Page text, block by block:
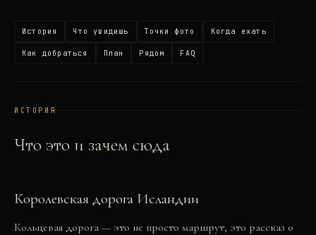
История Что увидишь Точки фото Когда ехать
Как добраться План Рядом FAQ
ИСТОРИЯ
Что это и зачем сюда
Королевская дорога Исландии
Кольцевая дорога — это не просто маршрут, это рассказ о